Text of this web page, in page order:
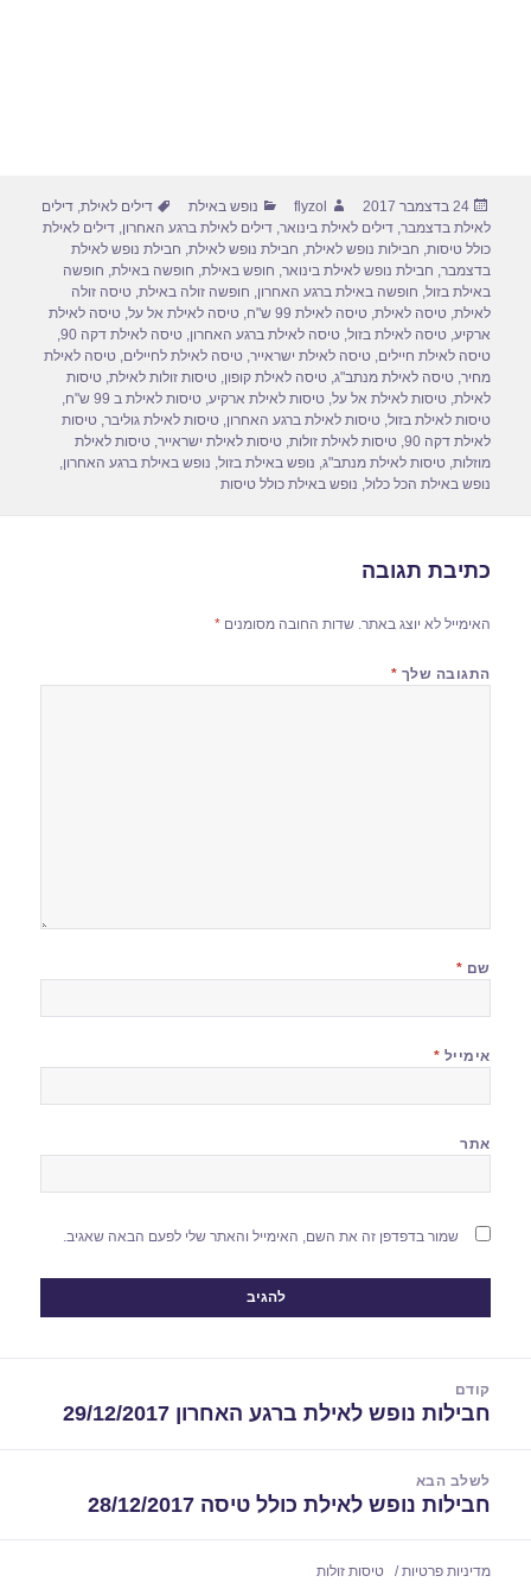
פורסם
בתאריך
24 בדצמבר 2017 מחבר
flyzol קטגוריות
נופש באילת תגיות
דילים לאילת,דילים
לאילת בדצמבר,דילים לאילת בינואר,דילים לאילת ברגע האחרון,דילים לאילת
כולל טיסות, חבילות נופש לאילת, חבילת נופש לאילת, חבילת נופש לאילת
בדצמבר, חבילת נופש לאילת בינואר, חופש באילת, חופשה באילת, חופשה
באילת בזול, חופשה באילת ברגע האחרון, חופשה זולה באילת,טיסה זולה
לאילת,טיסה לאילת,טיסה לאילת 99 ש"ח ,טיסה לאילת אל על,טיסה לאילת
ארקיע,טיסה לאילת בזול,טיסה לאילת ברגע האחרון,טיסה לאילת דקה 90
,
טיסה לאילת חיילים,טיסה לאילת ישראייר,טיסה לאילת לחיילים,טיסה לאילת
מחיר,טיסה לאילת מנתב"ג,טיסה לאילת קופון,טיסות זולות לאילת,טיסות
לאילת,טיסות לאילת אל על,טיסות לאילת ארקיע,טיסות לאילת ב 99 ש"ח
,
טיסות לאילת בזול,טיסות לאילת ברגע האחרון,טיסות לאילת גוליבר,טיסות
לאילת דקה 90
,טיסות לאילת זולות,טיסות לאילת ישראייר,טיסות לאילת
מוזלות,טיסות לאילת מנתב"ג, נופש באילת בזול, נופש באילת ברגע האחרון,
נופש באילת הכל כלול, נופש באילת כולל טיסות
כתיבת תגובה
האימייל לא יוצג באתר. שדות החובה מסומנים*
התגובה שלך *
שם *
אימייל *
אתר
שמור בדפדפן זה את השם, האימייל והאתר שלי לפעם הבאה שאגיב.
קודם
הפוסט
חבילות נופש לאילת ברגע האחרון 29/12/2017
לשלב הבא
הפוסט
חבילות נופש לאילת כולל טיסה 28/12/2017
מדיניות פרטיות טיסות זולות